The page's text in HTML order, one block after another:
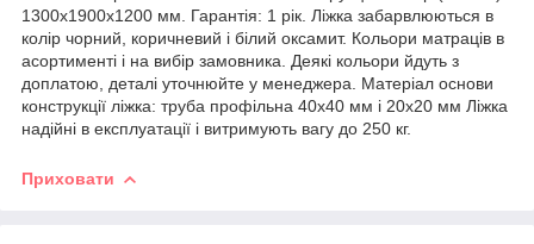
1300х1900х1200 мм. Гарантія: 1 рік. Ліжка забарвлюються в
колір чорний, коричневий і білий оксамит. Кольори матраців в
асортименті і на вибір замовника. Деякі кольори йдуть з
доплатою, деталі уточнюйте у менеджера. Матеріал основи
конструкції ліжка: труба профільна 40х40 мм і 20х20 мм Ліжка
надійні в експлуатації і витримують вагу до 250 кг.
Приховати